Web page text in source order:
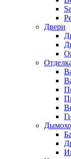
Двери